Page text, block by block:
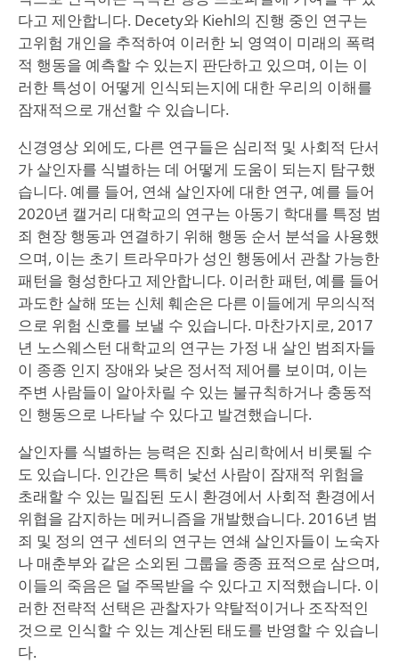
다고 제안합니다. Decety와 Kiehl의 진행 중인 연구는
고위험 개인을 추적하여 이러한 뇌 영역이 미래의 폭력
적 행동을 예측할 수 있는지 판단하고 있으며, 이는 이
러한 특성이 어떻게 인식되는지에 대한 우리의 이해를
잠재적으로 개선할 수 있습니다.
신경영상 외에도, 다른 연구들은 심리적 및 사회적 단서
가 살인자를 식별하는 데 어떻게 도움이 되는지 탐구했
습니다. 예를 들어, 연쇄 살인자에 대한 연구, 예를 들어
2020년 캘거리 대학교의 연구는 아동기 학대를 특정 범
죄 현장 행동과 연결하기 위해 행동 순서 분석을 사용했
으며, 이는 초기 트라우마가 성인 행동에서 관찰 가능한
패턴을 형성한다고 제안합니다. 이러한 패턴, 예를 들어
과도한 살해 또는 신체 훼손은 다른 이들에게 무의식적
으로 위험 신호를 보낼 수 있습니다. 마찬가지로, 2017
년 노스웨스턴 대학교의 연구는 가정 내 살인 범죄자들
이 종종 인지 장애와 낮은 정서적 제어를 보이며, 이는
주변 사람들이 알아차릴 수 있는 불규칙하거나 충동적
인 행동으로 나타날 수 있다고 발견했습니다.
살인자를 식별하는 능력은 진화 심리학에서 비롯될 수
도 있습니다. 인간은 특히 낯선 사람이 잠재적 위험을
초래할 수 있는 밀집된 도시 환경에서 사회적 환경에서
위협을 감지하는 메커니즘을 개발했습니다. 2016년 범
죄 및 정의 연구 센터의 연구는 연쇄 살인자들이 노숙자
나 매춘부와 같은 소외된 그룹을 종종 표적으로 삼으며,
이들의 죽음은 덜 주목받을 수 있다고 지적했습니다. 이
러한 전략적 선택은 관찰자가 약탈적이거나 조작적인
것으로 인식할 수 있는 계산된 태도를 반영할 수 있습니
다.